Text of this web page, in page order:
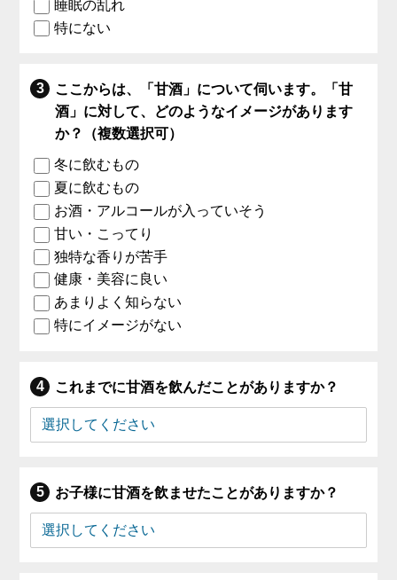
睡眠の乱れ
特にない
ここからは、「甘酒」について伺います。「甘
酒」に対して、どのようなイメージがあります
か？（複数選択可）
冬に飲むもの
夏に飲むもの
お酒・アルコールが入っていそう
甘い・こってり
独特な香りが苦手
健康・美容に良い
あまりよく知らない
特にイメージがない
これまでに甘酒を飲んだことがありますか？
お子様に甘酒を飲ませたことがありますか？